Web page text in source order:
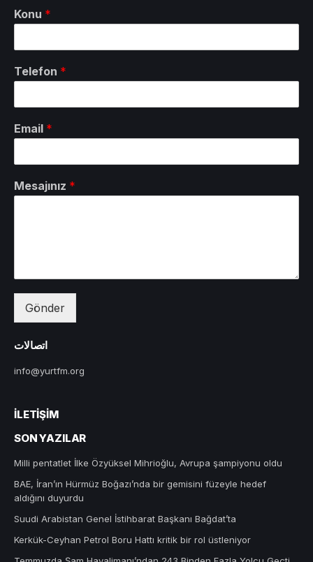
Konu *
Telefon *
Email *
Mesajınız *
Gönder
اتصالات
info@yurtfm.org
İLETIŞIM
SON YAZILAR
Milli pentatlet İlke Özyüksel Mihrioğlu, Avrupa şampiyonu oldu
BAE, İran’ın Hürmüz Boğazı’nda bir gemisini füzeyle hedef
aldığını duyurdu
Suudi Arabistan Genel İstihbarat Başkanı Bağdat’ta
Kerkük-Ceyhan Petrol Boru Hattı kritik bir rol üstleniyor